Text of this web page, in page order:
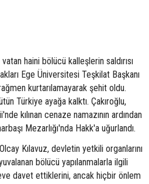
haini bölücü kalleşlerin saldırısı
Ege Üniversitesi Teşkilat Başkanı
kurtarılamayarak şehit oldu.
Türkiye ayağa kalktı. Çakıroğlu,
kılınan cenaze namazının ardından
Mezarlığı'nda Hakk'a uğurlandı.
Kılavuz, devletin yetkili organlarını
bölücü yapılanmalarla ilgili
davet ettiklerini, ancak hiçbir önlem